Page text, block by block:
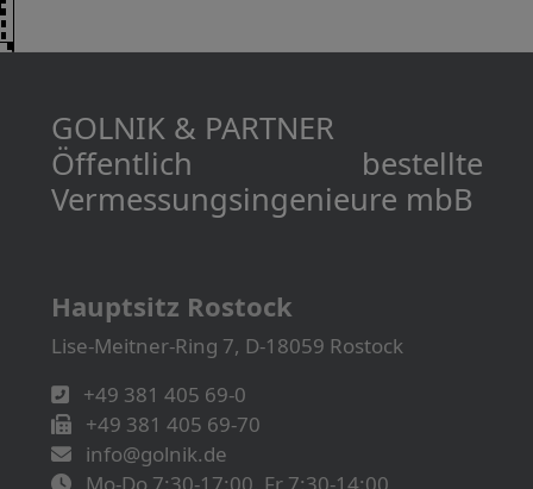
GOLNIK & PARTNER
Öffentlich bestellte
Vermessungs­­ingenieure mbB
Hauptsitz Rostock
Lise-Meitner-Ring 7, D-18059 Rostock
+49 381 405 69-0
+49 381 405 69-70
info@golnik.de
Mo-Do 7:30-17:00, Fr 7:30-14:00